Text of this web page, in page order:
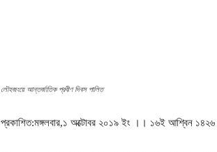
লৌহজংয়ে আন্তর্জাতিক প্রবীণ দিবস পালিত
প্রকাশিত:মঙ্গলবার,১ অক্টোবর ২০১৯ ইং ।। ১৬ই আশ্বিন ১৪২৬